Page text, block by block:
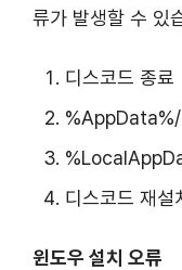
류가 발생할 수 있
디스코드 종료
디스코드 재설
윈도우 설치 오류